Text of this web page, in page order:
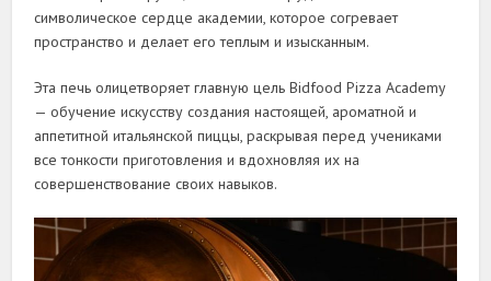
символическое сердце академии, которое согревает
пространство и делает его теплым и изысканным.
Эта печь олицетворяет главную цель Bidfood Pizza Academy
— обучение искусству создания настоящей, ароматной и
аппетитной итальянской пиццы, раскрывая перед учениками
все тонкости приготовления и вдохновляя их на
совершенствование своих навыков.